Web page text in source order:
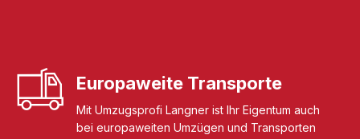
Europaweite Transporte
Mit Umzugsprofi Langner ist Ihr Eigentum auch
bei europaweiten Umzügen und Transporten